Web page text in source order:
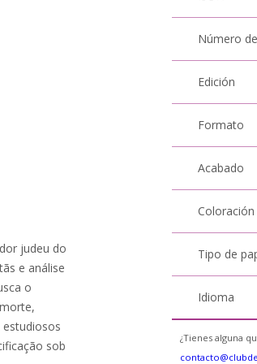
judeu do
e análise
o
sob
Número
Edición
Formato
Acabado
Coloración
Tipo de
Idioma
¿Tienes alguna